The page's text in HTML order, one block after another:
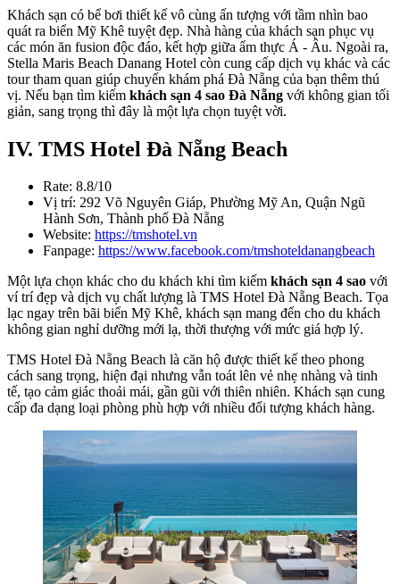
Khách sạn có bể bơi thiết kế vô cùng ấn tượng với tầm nhìn bao
quát ra biển Mỹ Khê tuyệt đẹp. Nhà hàng của khách sạn phục vụ
các món ăn fusion độc đáo, kết hợp giữa ẩm thực Á - Âu. Ngoài ra,
Stella Maris Beach Danang Hotel còn cung cấp dịch vụ khác và các
tour tham quan giúp chuyến khám phá Đà Nẵng của bạn thêm thú
vị. Nếu bạn tìm kiếm khách sạn 4 sao Đà Nẵng với không gian tối
giản, sang trọng thì đây là một lựa chọn tuyệt vời.
IV. TMS Hotel Đà Nẵng Beach
Rate: 8.8/10
Vị trí: 292 Võ Nguyên Giáp, Phường Mỹ An, Quận Ngũ
Hành Sơn, Thành phố Đà Nẵng
Website: https://tmshotel.vn
Fanpage: https://www.facebook.com/tmshoteldanangbeach
Một lựa chọn khác cho du khách khi tìm kiếm khách sạn 4 sao với
ví trí đẹp và dịch vụ chất lượng là TMS Hotel Đà Nẵng Beach. Tọa
lạc ngay trên bãi biển Mỹ Khê, khách sạn mang đến cho du khách
không gian nghỉ dưỡng mới lạ, thời thượng với mức giá hợp lý.
TMS Hotel Đà Nẵng Beach là căn hộ được thiết kế theo phong
cách sang trọng, hiện đại nhưng vẫn toát lên vẻ nhẹ nhàng và tinh
tế, tạo cảm giác thoải mái, gần gũi với thiên nhiên. Khách sạn cung
cấp đa dạng loại phòng phù hợp với nhiều đối tượng khách hàng.